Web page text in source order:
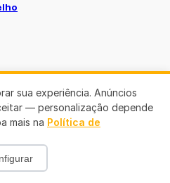
sua experiência. Anúncios
— personalização depende
mais na Política de